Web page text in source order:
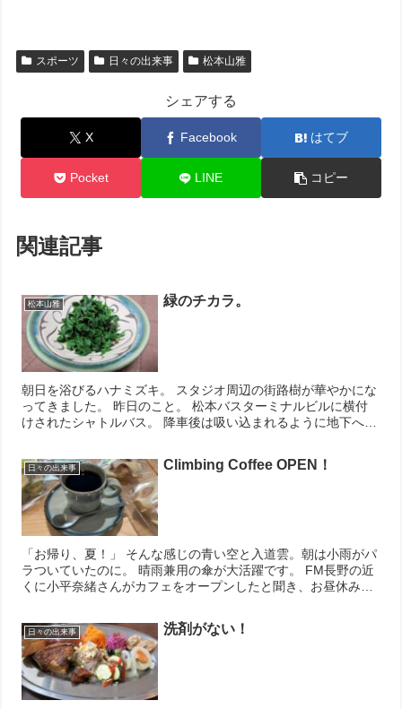
スポーツ 日々の出来事 松本山雅
シェアする
X Facebook はてブ
Pocket LINE コピー
関連記事
松本山雅 緑のチカラ。
朝日を浴びるハナミズキ。 スタジオ周辺の街路樹が華やかにな
ってきました。 昨日のこと。 松本バスターミナルビルに横付
けされたシャトルバス。 降車後は吸い込まれるように地下へ。
日々の出来事 Climbing Coffee OPEN！
「お帰り、夏！」 そんな感じの青い空と入道雲。朝は小雨がパ
ラついていたのに。 晴雨兼用の傘が大活躍です。 FM長野の近
くに小平奈緒さんがカフェをオープンしたと聞き、お昼休みに
日々の出来事 洗剤がない！